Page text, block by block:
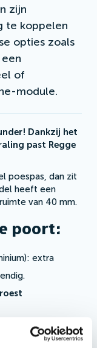
zijn
te koppelen
opties zoals
of
module.
Dankzij het
past Regge
poespas, dan zit
heeft een
van 40 mm.
poort:
extra
topkwaliteit.